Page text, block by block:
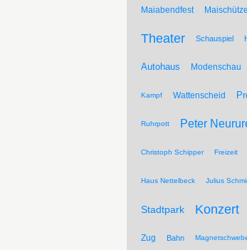
Maiabendfest
Theater Schauspiel
Autohaus Modenschau
Kampf Wattenscheid
Ruhrpott Peter
Christoph Schipper Freizeit
Haus Nettelbeck Julius
Stadtpark Konzert
Zug Bahn